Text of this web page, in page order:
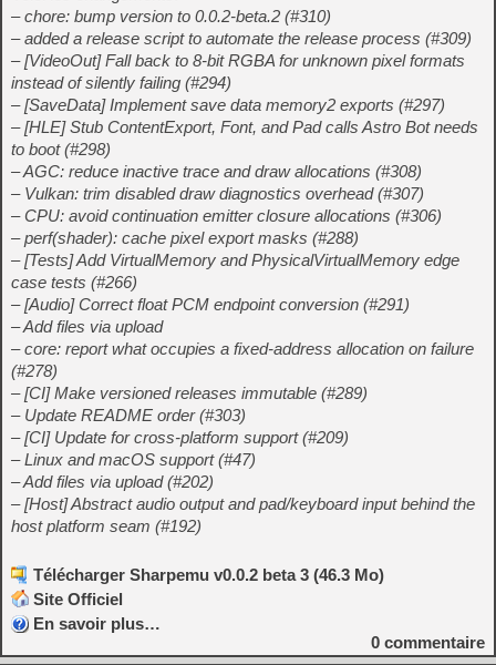
– chore: bump version to 0.0.2-beta.2 (#310)
– added a release script to automate the release process (#309)
– [VideoOut] Fall back to 8-bit RGBA for unknown pixel formats
instead of silently failing (#294)
– [SaveData] Implement save data memory2 exports (#297)
– [HLE] Stub ContentExport, Font, and Pad calls Astro Bot needs
to boot (#298)
– AGC: reduce inactive trace and draw allocations (#308)
– Vulkan: trim disabled draw diagnostics overhead (#307)
– CPU: avoid continuation emitter closure allocations (#306)
– perf(shader): cache pixel export masks (#288)
– [Tests] Add VirtualMemory and PhysicalVirtualMemory edge
case tests (#266)
– [Audio] Correct float PCM endpoint conversion (#291)
– Add files via upload
– core: report what occupies a fixed-address allocation on failure
(#278)
– [CI] Make versioned releases immutable (#289)
– Update README order (#303)
– [CI] Update for cross-platform support (#209)
– Linux and macOS support (#47)
– Add files via upload (#202)
– [Host] Abstract audio output and pad/keyboard input behind the
host platform seam (#192)
Télécharger Sharpemu v0.0.2 beta 3 (46.3 Mo)
Site Officiel
En savoir plus…
0 commentaire